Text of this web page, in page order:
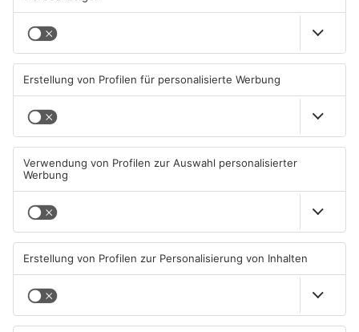
Schwimmbäder im
Primaveraland weisen teils
erhebliche Mängel auf
06.08.2026, 06:37 UHR IN
PRIMAVERALAND
weiterhin sehr hoch
06.08.2026, 06:34 UHR IN
PRIMAVERALAND
TOPNEWS
Brände in Seligenstadt,
Hanau und Kahl
Gewässer im Primaveraland